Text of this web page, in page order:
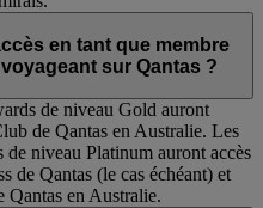
en tant que membre
sur Qantas ?
de niveau Gold auront
de Qantas en Australie. Les
niveau Platinum auront accès
de Qantas (le cas échéant) et
Qantas en Australie.